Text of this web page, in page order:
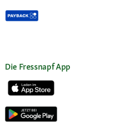
Die Fressnapf App